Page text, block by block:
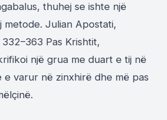
thuhej se ishte një
metode. Julian Apostati,
Pas Krishtit,
një grua me duart e tij në
e varur në zinxhirë dhe më pas